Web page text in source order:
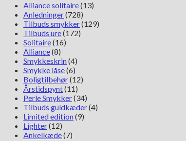
Alliance solitaire(13)
Anledninger(728)
Tilbuds smykker(129)
Tilbuds ure(172)
Solitaire(16)
Alliance(8)
Smykkeskrin(4)
Smykke låse(6)
Boligtilbehør(12)
Årstidspynt(11)
Perle Smykker(34)
Tilbuds guldkæder(4)
Limited edition(9)
Lighter(12)
Ankelkæde(7)